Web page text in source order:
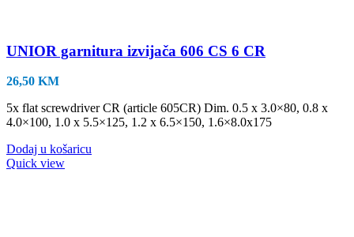
UNIOR garnitura izvijača 606 CS 6 CR
26,50 KM
5x flat screwdriver CR (article 605CR) Dim. 0.5 x 3.0×80, 0.8 x
4.0×100, 1.0 x 5.5×125, 1.2 x 6.5×150, 1.6×8.0x175
Dodaj u košaricu
Quick view